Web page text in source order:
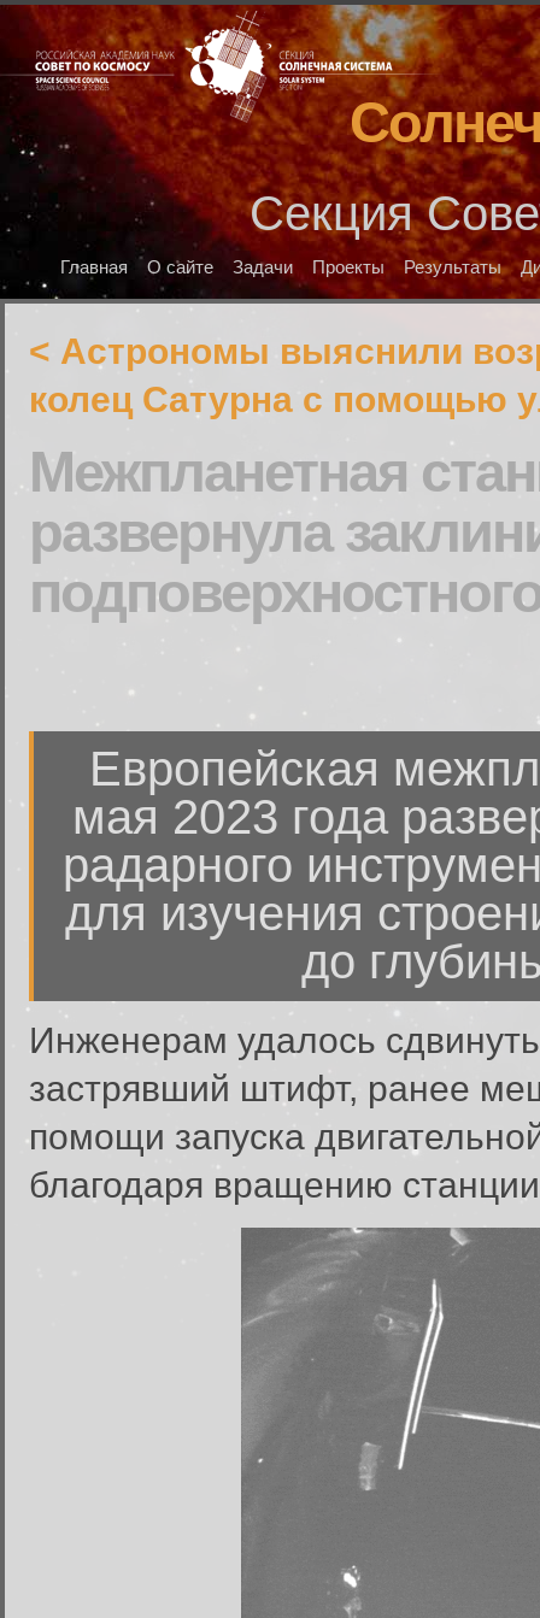
Секция
Главная О сайте Задачи Проекты Результаты
< Астрономы выяснили
колец Сатурна с помощью
Межпланетная
развернула
Европейская
мая 2023 года
радарного
для изучения
до
Инженерам удалось
застрявший штифт, ранее
помощи запуска
благодаря вращению